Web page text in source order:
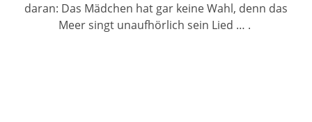
daran: Das Mädchen hat gar keine Wahl, denn das
Meer singt unaufhörlich sein Lied … .